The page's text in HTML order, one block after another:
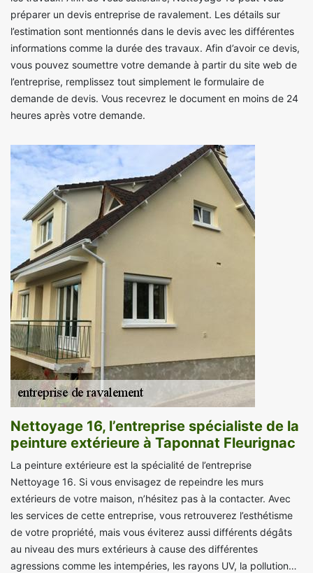
préparer un devis entreprise de ravalement. Les détails sur
l’estimation sont mentionnés dans le devis avec les différentes
informations comme la durée des travaux. Afin d’avoir ce devis,
vous pouvez soumettre votre demande à partir du site web de
l’entreprise, remplissez tout simplement le formulaire de
demande de devis. Vous recevrez le document en moins de 24
heures après votre demande.
Nettoyage 16, l’entreprise spécialiste de la
peinture extérieure à Taponnat Fleurignac
La peinture extérieure est la spécialité de l’entreprise
Nettoyage 16. Si vous envisagez de repeindre les murs
extérieurs de votre maison, n’hésitez pas à la contacter. Avec
les services de cette entreprise, vous retrouverez l’esthétisme
de votre propriété, mais vous éviterez aussi différents dégâts
au niveau des murs extérieurs à cause des différentes
agressions comme les intempéries, les rayons UV, la pollution…